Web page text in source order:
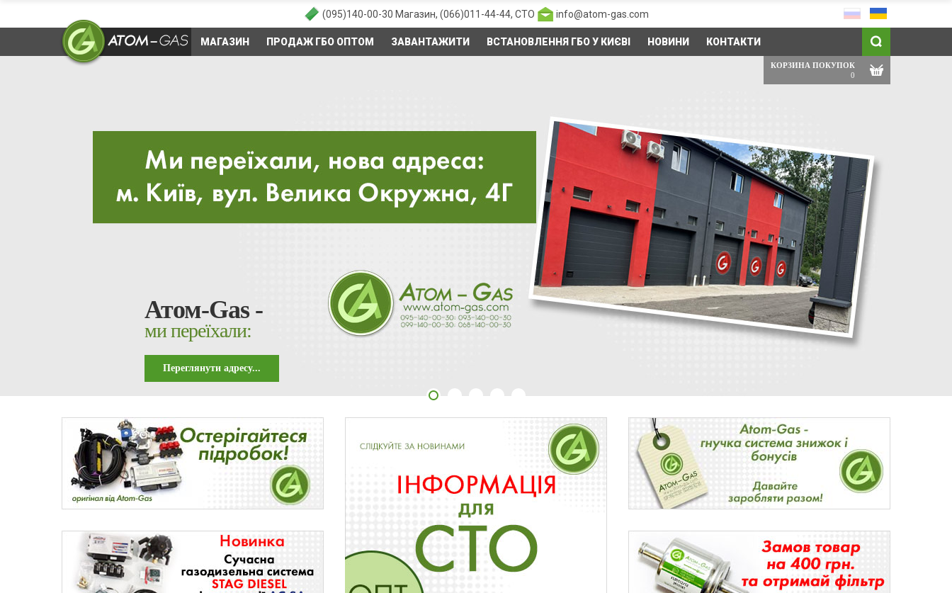
(095)140-00-30 Магазин, (066)011-44-44, СТО info@atom-gas.com
МАГАЗИН ПРОДАЖ ГБО ОПТОМ ЗАВАНТАЖИТИ ВСТАНОВЛЕННЯ ГБО У КИЄВІ НОВИНИ КОНТАКТИ
КОРЗИНА ПОКУПОК
0
Атом-Gas -
ми переїхали:
Переглянути адресу...